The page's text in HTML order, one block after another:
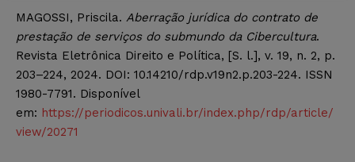
MAGOSSI, Priscila. Aberração jurídica do contrato de
prestação de serviços do submundo da Cibercultura.
Revista Eletrônica Direito e Política, [S. l.], v. 19, n. 2, p.
203–224, 2024. DOI: 10.14210/rdp.v19n2.p.203-224. ISSN
1980-7791. Disponível
em: https://periodicos.univali.br/index.php/rdp/article/
view/20271